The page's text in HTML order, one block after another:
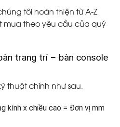
tôi hoàn thiện từ A-Z
mua theo yêu cầu của quý
trang trí – bàn console
thuật chính như sau.
kính x chiều cao = Đơn vị mm